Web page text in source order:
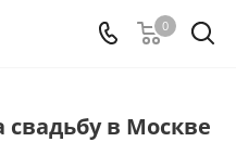
0
свадьбу в Москве